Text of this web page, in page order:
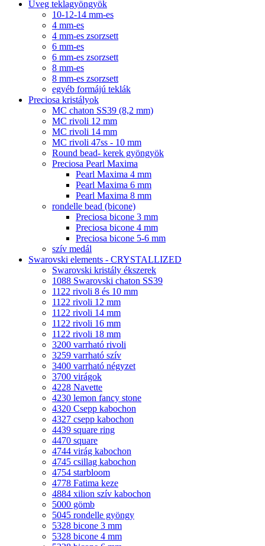
Üveg teklagyöngyök
10-12-14 mm-es
4 mm-es
4 mm-es zsorzsett
6 mm-es
6 mm-es zsorzsett
8 mm-es
8 mm-es zsorzsett
egyéb formájú teklák
Preciosa kristályok
MC chaton SS39 (8,2 mm)
MC rivoli 12 mm
MC rivoli 14 mm
MC rivoli 47ss - 10 mm
Round bead- kerek gyöngyök
Preciosa Pearl Maxima
Pearl Maxima 4 mm
Pearl Maxima 6 mm
Pearl Maxima 8 mm
rondelle bead (bicone)
Preciosa bicone 3 mm
Preciosa bicone 4 mm
Preciosa bicone 5-6 mm
szív medál
Swarovski elements - CRYSTALLIZED
Swarovski kristály ékszerek
1088 Swarovski chaton SS39
1122 rivoli 8 és 10 mm
1122 rivoli 12 mm
1122 rivoli 14 mm
1122 rivoli 16 mm
1122 rivoli 18 mm
3200 varrható rivoli
3259 varrható szív
3400 varrható négyzet
3700 virágok
4228 Navette
4230 lemon fancy stone
4320 Csepp kabochon
4327 csepp kabochon
4439 square ring
4470 square
4744 virág kabochon
4745 csillag kabochon
4754 starbloom
4778 Fatima keze
4884 xilion szív kabochon
5000 gömb
5045 rondelle gyöngy
5328 bicone 3 mm
5328 bicone 4 mm